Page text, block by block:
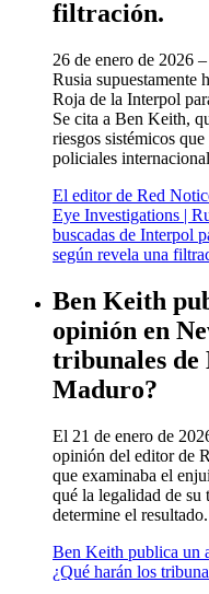
filtración.
26 de enero de 2026 –
Rusia supuestamente
Roja de la Interpol
Se cita a Ben Keith,
riesgos sistémicos
policiales
El editor de Red
Eye Investigations |
buscadas de Interpol
según revela una
Ben Keith
opinión en
tribunales de
Maduro?
El 21 de enero de
opinión del editor de
que examinaba el
qué la legalidad de su
determine el resultado.
Ben Keith publica un
¿Qué harán los